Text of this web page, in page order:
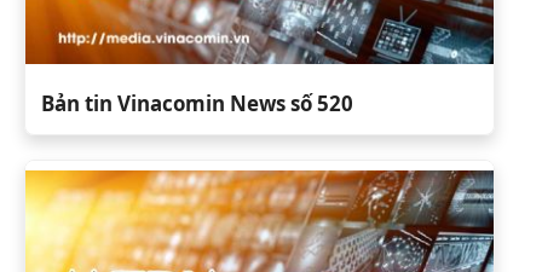
Bản tin Vinacomin News số 520